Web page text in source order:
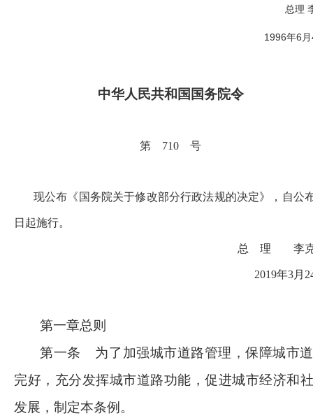
总理
1996年6 月
中华人民共和国国务院令
第 710 号
现公布《国务院关于修改部分行政法规的决定》，自公
日起施行。
总 理 李
2019年3月
第一章总则
第一条
为了加强城市道路管理，保障城市
完好，充分发挥城市道路功能，促进城市经济和
发展，制定本条例。